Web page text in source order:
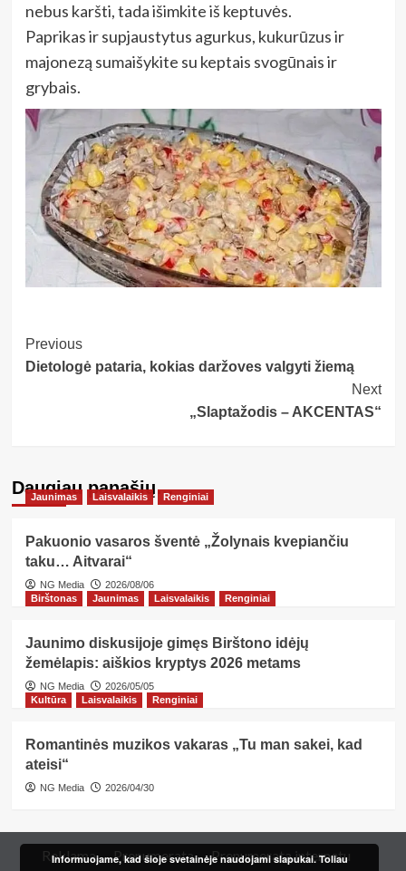
nebus karšti, tada išimkite iš keptuvės.
Paprikas ir supjaustytus agurkus, kukurūzus ir
majonezą sumaišykite su keptais svogūnais ir
grybais.
Post
Navigation
Previous
Dietologė pataria, kokias daržoves valgyti žiemą
Next
„Slaptažodis – AKCENTAS“
Daugiau panašių…
Jaunimas Laisvalaikis Renginiai
Pakuonio vasaros šventė „Žolynais kvepiančiu
taku… Aitvarai“
NG Media
2026/08/06
Birštonas
Jaunimas Laisvalaikis Renginiai
Jaunimo diskusijoje gimęs Birštono idėjų
žemėlapis: aiškios kryptys 2026 metams
NG Media
2026/05/05
Kultūra
Laisvalaikis Renginiai
Romantinės muzikos vakaras „Tu man sakei, kad
ateisi“
NG Media 2026/04/30
Reklama Prenumerata
Prenumerata internetu
Informuojame, kad šioje svetainėje naudojami slapukai. Toliau